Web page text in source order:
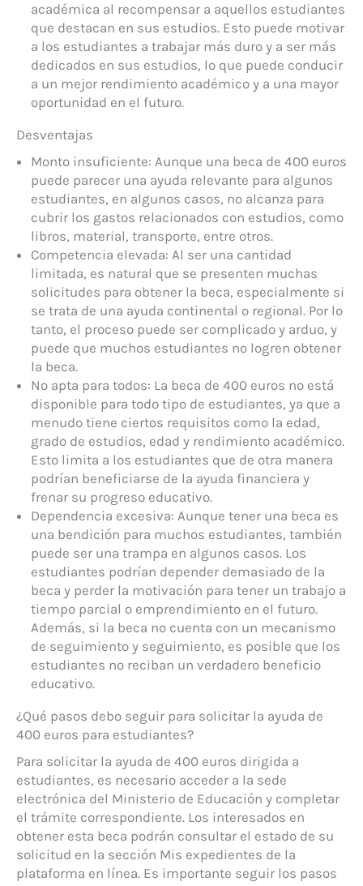
académica al recompensar a aquellos estudiantes
que destacan en sus estudios. Esto puede motivar
a los estudiantes a trabajar más duro y a ser más
dedicados en sus estudios, lo que puede conducir
a un mejor rendimiento académico y a una mayor
oportunidad en el futuro.
Desventajas
Monto insuficiente: Aunque una beca de 400 euros
puede parecer una ayuda relevante para algunos
estudiantes, en algunos casos, no alcanza para
cubrir los gastos relacionados con estudios, como
libros, material, transporte, entre otros.
Competencia elevada: Al ser una cantidad
limitada, es natural que se presenten muchas
solicitudes para obtener la beca, especialmente si
se trata de una ayuda continental o regional. Por lo
tanto, el proceso puede ser complicado y arduo, y
puede que muchos estudiantes no logren obtener
la beca.
No apta para todos: La beca de 400 euros no está
disponible para todo tipo de estudiantes, ya que a
menudo tiene ciertos requisitos como la edad,
grado de estudios, edad y rendimiento académico.
Esto limita a los estudiantes que de otra manera
podrían beneficiarse de la ayuda financiera y
frenar su progreso educativo.
Dependencia excesiva: Aunque tener una beca es
una bendición para muchos estudiantes, también
puede ser una trampa en algunos casos. Los
estudiantes podrían depender demasiado de la
beca y perder la motivación para tener un trabajo a
tiempo parcial o emprendimiento en el futuro.
Además, si la beca no cuenta con un mecanismo
de seguimiento y seguimiento, es posible que los
estudiantes no reciban un verdadero beneficio
educativo.
¿Qué pasos debo seguir para solicitar la ayuda de
400 euros para estudiantes?
Para solicitar la ayuda de 400 euros dirigida a
estudiantes, es necesario acceder a la sede
electrónica del Ministerio de Educación y completar
el trámite correspondiente. Los interesados en
obtener esta beca podrán consultar el estado de su
solicitud en la sección Mis expedientes de la
plataforma en línea. Es importante seguir los pasos